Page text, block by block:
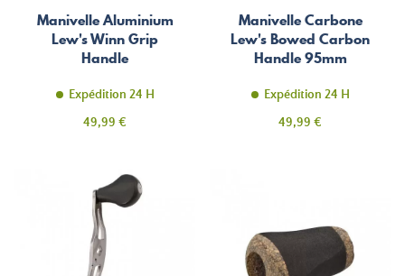
Manivelle Aluminium
Lew's Winn Grip
Handle
Expédition 24 H
Prix
49,99 €
Manivelle Carbone
Lew's Bowed Carbon
Handle 95mm
Expédition 24 H
Prix
49,99 €